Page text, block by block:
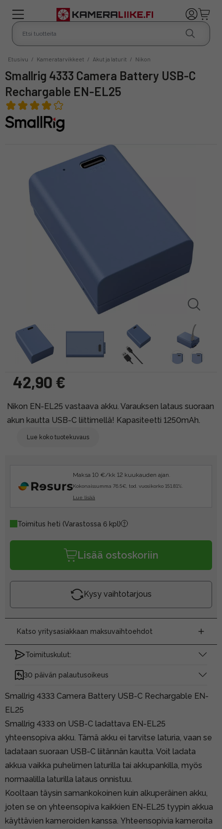
Etusivu / Kameratarvikkeet / Akut ja laturit / Nikon
Smallrig 4333 Camera Battery USB-C
Rechargable EN-EL25
42,90 €
Nikon EN-EL25 vastaava akku. Varauksen lataus suoraan
akun kautta USB-C liittimellä! Kapasiteetti 1250mAh.
Lue koko tuotekuvaus
Maksa 10 €/kk 12 kuukauden ajan.
Kokonaissumma 76.5€, tod. vuosikorko 151.81%.
Lue lisää
Toimitus heti (Varastossa 6 kpl)
Lisää ostoskoriin
Kysy vaihtotarjous
Katso yritysasiakkaan maksuvaihtoehdot
Toimituskulut:
30 päivän palautusoikeus
Smallrig 4333 Camera Battery USB-C Rechargable EN-
EL25
Smallrig 4333 on USB-C ladattava EN-EL25
yhteensopiva akku. Tämä akku ei tarvitse laturia, vaan se
ladataan suoraan USB-C liitännän kautta. Voit ladata
akkua vaikka puhelimen laturilla tai akkupankilla, myös
normaalilla laturilla lataus onnistuu.
Kooltaan täysin samankokoinen kuin alkuperäinen akku,
joten se on yhteensopiva kaikkien EN-EL25 tyypin akkua
käyttävien kameroiden kanssa. Yhteensopivia kameroita